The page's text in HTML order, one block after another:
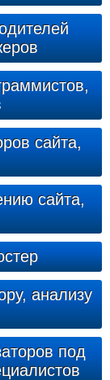
сайта,
сайта,
анализу
под